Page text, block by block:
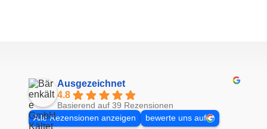
Ausgezeichnet
4.8
Basierend auf 39 Rezensionen
Alle Rezensionen anzeigen
bewerte uns auf